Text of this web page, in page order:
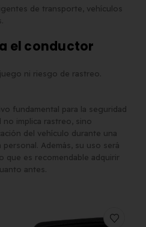
de transporte, vehículos
el conductor
ni riesgo de rastreo.
fundamental para la seguridad
no implica rastreo, sino
del vehículo durante una
Además, su uso será
que es recomendable adquirir
antes.